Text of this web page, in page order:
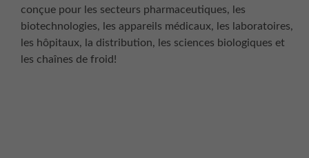
conçue pour les secteurs pharmaceutiques, les
biotechnologies, les appareils médicaux, les laboratoires,
les hôpitaux, la distribution, les sciences biologiques et
les chaînes de froid!